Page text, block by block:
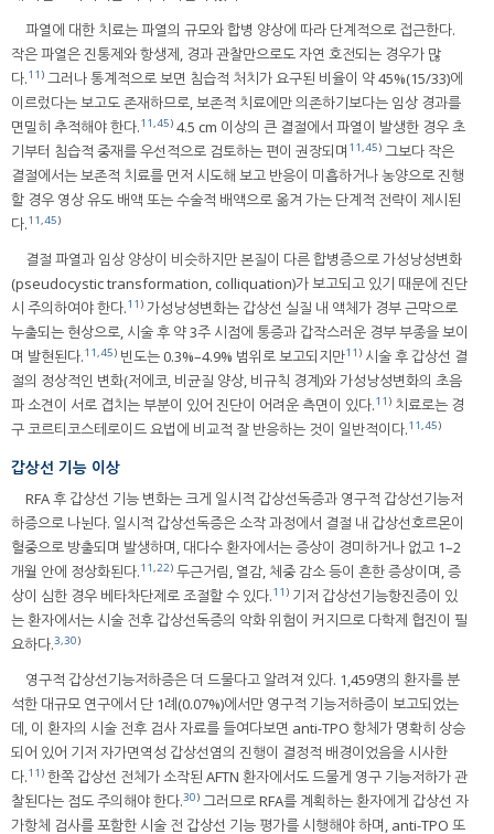
파열에 대한 치료는 파열의 규모와 합병 양상에 따라 단계적으로 접근한다.
작은 파열은 진통제와 항생제, 경과 관찰만으로도 자연 호전되는 경우가 많
다.11 ) 그러나 통계적으로 보면 침습적 처치가 요구된 비율이 약 45%(15/33)에
이르렀다는 보고도 존재하므로, 보존적 치료에만 의존하기보다는 임상 경과를
면밀히 추적해야 한다.11,45) 4.5 cm 이상의 큰 결절에서 파열이 발생한 경우 초
기부터 침습적 중재를 우선적으로 검토하는 편이 권장되며 11,45) 그보다 작은
결절에서는 보존적 치료를 먼저 시도해 보고 반응이 미흡하거나 농양으로 진행
할 경우 영상 유도 배액 또는 수술적 배액으로 옮겨 가는 단계적 전략이 제시된
다.11,45)
결절 파열과 임상 양상이 비슷하지만 본질이 다른 합병증으로 가성낭성변화
(pseudocystic transformation, colliquation)가 보고되고 있기 때문에 진단
시 주의하여야 한다.11 ) 가성낭성변화는 갑상선 실질 내 액체가 경부 근막으로
누출되는 현상으로, 시술 후 약 3주 시점에 통증과 갑작스러운 경부 부종을 보이
며 발현된다.11,45) 빈도는 0.3%–4.9% 범위로 보고되지만11 ) 시술 후 갑상선 결
절의 정상적인 변화(저에코, 비균질 양상, 비규칙 경계)와 가성낭성변화의 초음
파 소견이 서로 겹치는 부분이 있어 진단이 어려운 측면이 있다.11 ) 치료로는 경
구 코르티코스테로이드 요법에 비교적 잘 반응하는 것이 일반적이다.11,45)
갑상선 기능 이상
RFA 후 갑상선 기능 변화는 크게 일시적 갑상선독증과 영구적 갑상선기능저
하증으로 나뉜다. 일시적 갑상선독증은 소작 과정에서 결절 내 갑상선호르몬이
혈중으로 방출되며 발생하며, 대다수 환자에서는 증상이 경미하거나 없고 1–2
개월 안에 정상화된다.11,22) 두근거림, 열감, 체중 감소 등이 흔한 증상이며, 증
상이 심한 경우 베타차단제로 조절할 수 있다.11 ) 기저 갑상선기능항진증이 있
는 환자에서는 시술 전후 갑상선독증의 악화 위험이 커지므로 다학제 협진이 필
요하다.3,30)
영구적 갑상선기능저하증은 더 드물다고 알려져 있다. 1,459명의 환자를 분
석한 대규모 연구에서 단 1례(0.07%)에서만 영구적 기능저하증이 보고되었는
데, 이 환자의 시술 전후 검사 자료를 들여다보면 anti-TPO 항체가 명확히 상승
되어 있어 기저 자가면역성 갑상선염의 진행이 결정적 배경이었음을 시사한
다.11 ) 한쪽 갑상선 전체가 소작된 AFTN 환자에서도 드물게 영구 기능저하가 관
찰된다는 점도 주의해야 한다.30) 그러므로 RFA를 계획하는 환자에게 갑상선 자
가항체 검사를 포함한 시술 전 갑상선 기능 평가를 시행해야 하며, anti-TPO 또